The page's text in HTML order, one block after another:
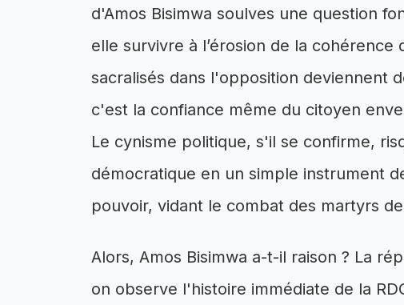
d'Amos Bisimwa soulves une question
elle survivre à l’érosion de la
sacralisés dans l'opposition deviennent
c'est la confiance même du citoyen
Le cynisme politique, s'il se confirme,
démocratique en un simple instrument
pouvoir, vidant le combat des martyrs
Alors, Amos Bisimwa a-t-il raison ? La
on observe l'histoire immédiate de la